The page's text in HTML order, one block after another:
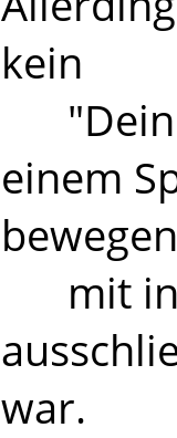
kein
"Dein"
einem
mit ins
war.